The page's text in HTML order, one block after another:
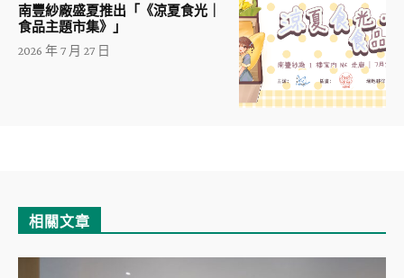
南豐紗廠盛夏推出「《涼夏食光｜
食品主題市集》」
2026 年 7 月 27 日
相關文章